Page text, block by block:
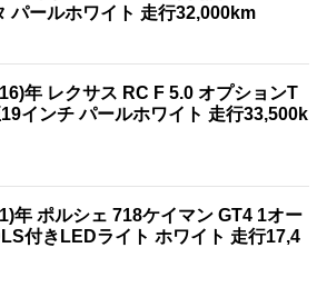
パールホワイト 走行32,000km
年 レクサス RC F 5.0 オプションT
インチ パールホワイト 走行33,500k
年 ポルシェ 718ケイマン GT4 1オー
付きLEDライト ホワイト 走行17,4